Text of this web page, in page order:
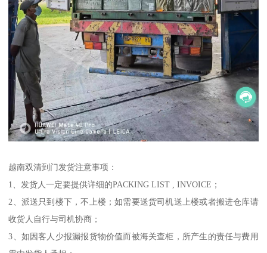
越南双清到门发货注意事项：
1、发货人一定要提供详细的PACKING LIST , INVOICE；
2、派送只到楼下，不上楼；如需要送货司机送上楼或者搬进仓库请
收货人自行与司机协商；
3、如因客人少报漏报货物价值而被海关查柜，所产生的责任与费用